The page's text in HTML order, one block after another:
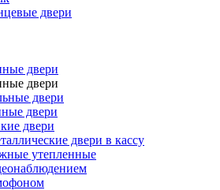
двери
двери
двери
двери
двери
двери
двери в кассу
утепленные